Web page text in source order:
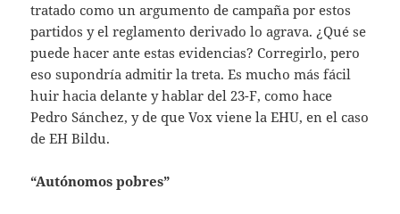
tratado como un argumento de campaña por estos
partidos y el reglamento derivado lo agrava. ¿Qué se
puede hacer ante estas evidencias? Corregirlo, pero
eso supondría admitir la treta. Es mucho más fácil
huir hacia delante y hablar del 23-F, como hace
Pedro Sánchez, y de que Vox viene la EHU, en el caso
de EH Bildu.
“Autónomos pobres”